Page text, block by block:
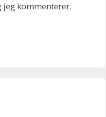
kommenterer.